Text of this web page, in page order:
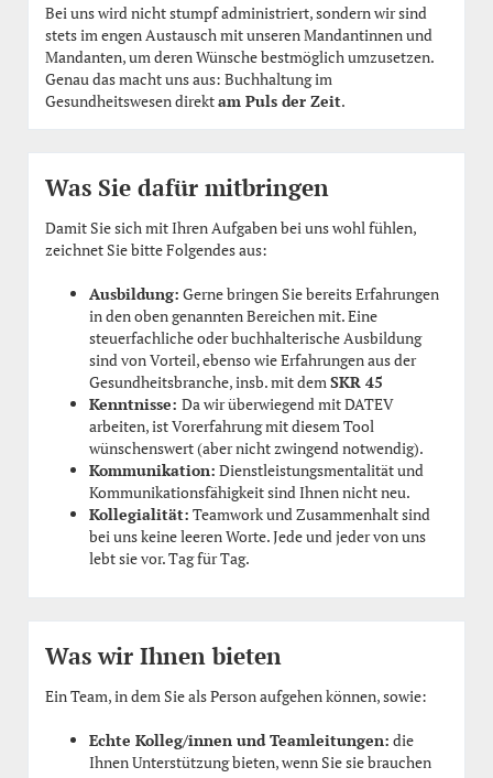
Bei uns wird nicht stumpf administriert, sondern wir sind
stets im engen Austausch mit unseren Mandantinnen und
Mandanten, um deren Wünsche bestmöglich umzusetzen.
Genau das macht uns aus: Buchhaltung im
Gesundheitswesen direktam Puls der Zeit.
Was Sie dafür mitbringen
Damit Sie sich mit Ihren Aufgaben bei uns wohl fühlen,
zeichnet Sie bitte Folgendes aus:
Ausbildung: Gerne bringen Sie bereits Erfahrungen
in den oben genannten Bereichen mit. Eine
steuerfachliche oder buchhalterische Ausbildung
sind von Vorteil, ebenso wie Erfahrungen aus der
Gesundheitsbranche, insb. mit dem SKR 45
Kenntnisse: Da wir überwiegend mit DATEV
arbeiten, ist Vorerfahrung mit diesem Tool
wünschenswert (aber nicht zwingend notwendig).
Kommunikation: Dienstleistungsmentalität und
Kommunikationsfähigkeit sind Ihnen nicht neu.
Kollegialität: Teamwork und Zusammenhalt sind
bei uns keine leeren Worte. Jede und jeder von uns
lebt sie vor. Tag für Tag.
Was wir Ihnen bieten
Ein Team, in dem Sie als Person aufgehen können, sowie:
Echte Kolleg/innen und Teamleitungen: die
Ihnen Unterstützung bieten, wenn Sie sie brauchen